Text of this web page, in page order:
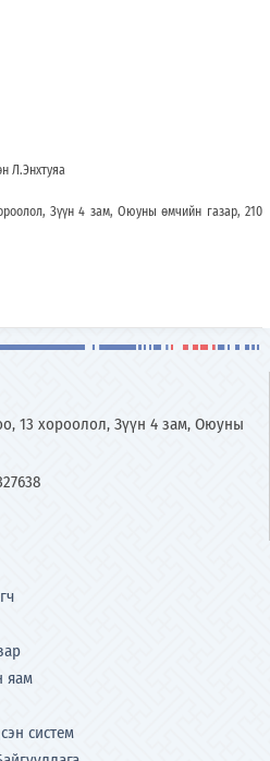
Л.Энхтуяа
Зүүн 4 зам, Оюуны өмчийн газар, 210
13 хороолол, Зүүн 4 зам, Оюуны
яам
систем